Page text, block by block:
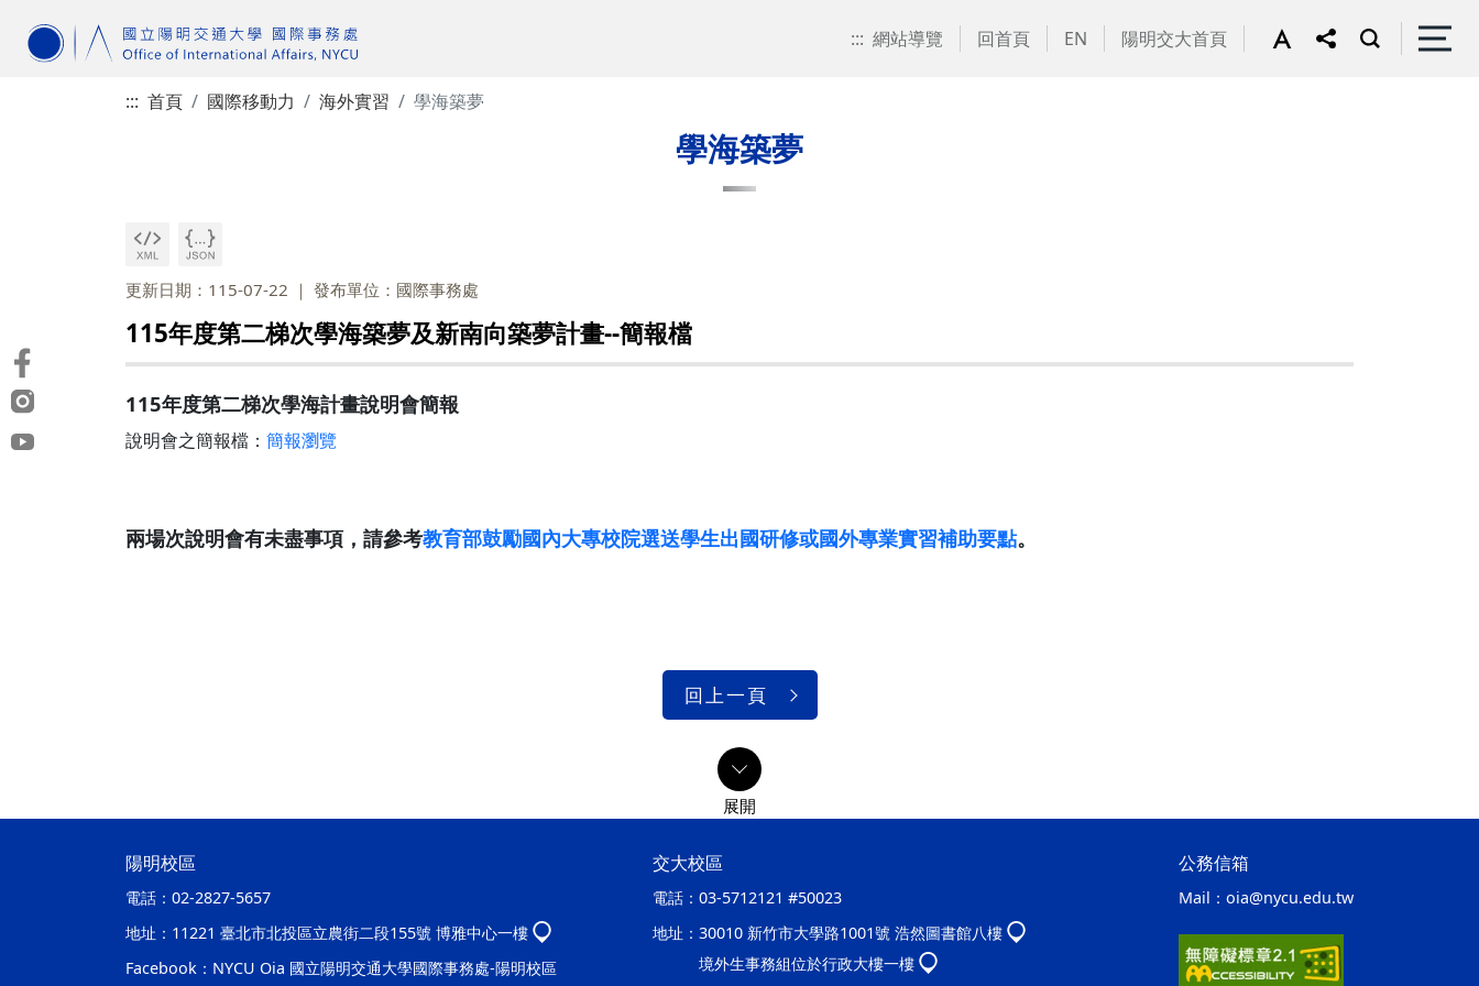
::: 網站導覽 回首頁 EN 陽明交大首頁
::: 首頁 國際移動力 海外實習 學海築夢
學海築夢
更新日期：115-07-22 發布單位：國際事務處
115年度第二梯次學海築夢及新南向築夢計畫--簡報檔
115年度第二梯次學海計畫說明會簡報
說明會之簡報檔： 簡報瀏覽
兩場次說明會有未盡事項，請參考教育部鼓勵國內大專校院選送學生出國研修或國外專業實習補助要點。
回上一頁
陽明校區
電話： 02-2827-5657
地址： 11221 臺北市北投區立農街二段155號 博雅中心一樓
Facebook： NYCU Oia 國立陽明交通大學國際事務處-陽明校區
交大校區
電話： 03-5712121 #50023
地址： 30010 新竹市大學路1001號 浩然圖書館八樓
境外生事務組位於行政大樓一樓
公務信箱
Mail： oia@nycu.edu.tw